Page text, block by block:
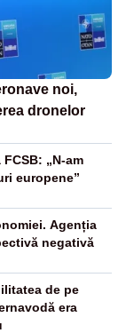
noi,
dronelor
„N-am
europene”
Agenția
negativă
de pe
era